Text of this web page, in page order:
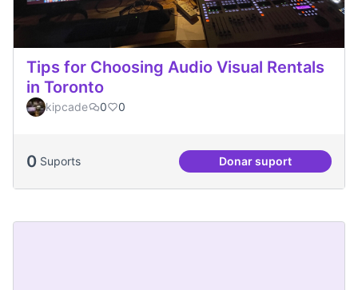
Tips for Choosing Audio Visual Rentals
in Toronto
kipcade 0 0
0 Suports Donar suportTips for Choosing